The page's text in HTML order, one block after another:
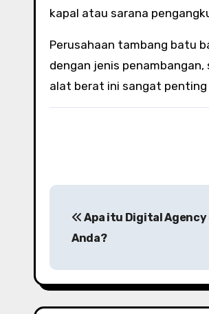
kapal atau sarana
Perusahaan tambang batu
dengan jenis
alat berat ini sangat
t
Apa itu Digital
Anda?